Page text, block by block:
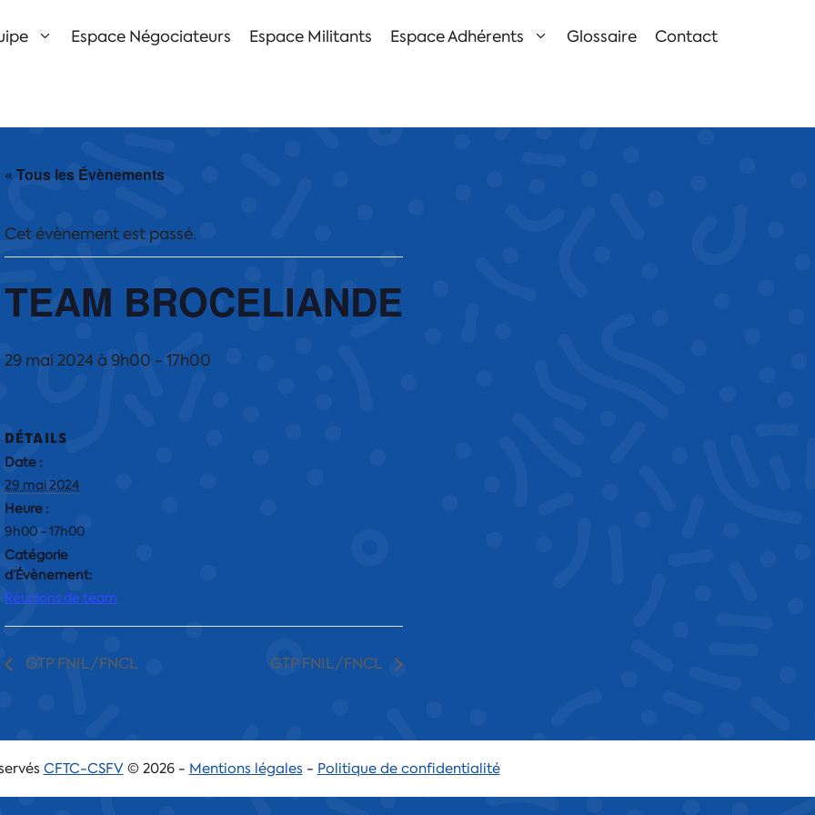
Espace Négociateurs Espace Militants Espace Adhérents Glossaire Contact
« Tous les Évènements
Cet évènement est passé.
TEAM BROCELIANDE
29 mai 2024 à 9h00 - 17h00
DÉTAILS
Date :
29 mai 2024
Heure :
9h00 - 17h00
Catégorie
d’Évènement:
Réunions de team
GTP FNIL/FNCL GTP FNIL/FNCL
CFTC-CSFV© 2026 - Mentions légales - Politique de confidentialité